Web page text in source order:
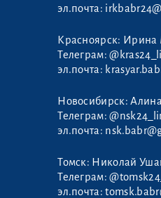
эл.почта:
Красноярск: Ирина
Телеграм:
эл.почта:
Новосибирск:
Телеграм:
эл.почта:
Томск: Николай
Телеграм:
эл.почта: